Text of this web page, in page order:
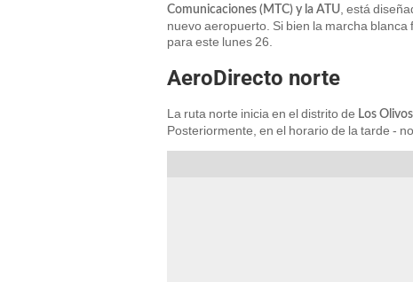
Comunicaciones (MTC) y la ATU , está
nuevo aeropuerto. Si bien la marcha
para este lunes 26.
AeroDirecto norte
La ruta norte inicia en el distrito de Los Olivos
Posteriormente, en el horario de la tarde -